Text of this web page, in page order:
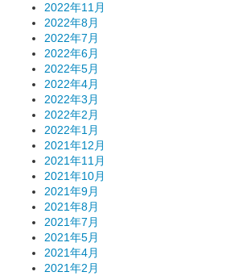
2022年11月
2022年8月
2022年7月
2022年6月
2022年5月
2022年4月
2022年3月
2022年2月
2022年1月
2021年12月
2021年11月
2021年10月
2021年9月
2021年8月
2021年7月
2021年5月
2021年4月
2021年2月